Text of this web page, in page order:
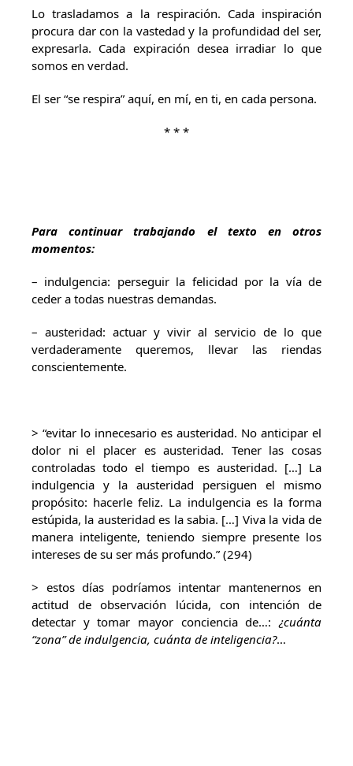
Lo trasladamos a la respiración. Cada inspiración
procura dar con la vastedad y la profundidad del ser,
expresarla. Cada expiración desea irradiar lo que
somos en verdad.
El ser “se respira” aquí, en mí, en ti, en cada persona.
* * *
Para continuar trabajando el texto en otros
momentos:
– indulgencia: perseguir la felicidad por la vía de
ceder a todas nuestras demandas.
– austeridad: actuar y vivir al servicio de lo que
verdaderamente queremos, llevar las riendas
conscientemente.
> “evitar lo innecesario es austeridad. No anticipar el
dolor ni el placer es austeridad. Tener las cosas
controladas todo el tiempo es austeridad. […] La
indulgencia y la austeridad persiguen el mismo
propósito: hacerle feliz. La indulgencia es la forma
estúpida, la austeridad es la sabia. […] Viva la vida de
manera inteligente, teniendo siempre presente los
intereses de su ser más profundo.” (294)
> estos días podríamos intentar mantenernos en
actitud de observación lúcida, con intención de
detectar y tomar mayor conciencia de…:¿cuánta
“zona” de indulgencia, cuánta de inteligencia?…